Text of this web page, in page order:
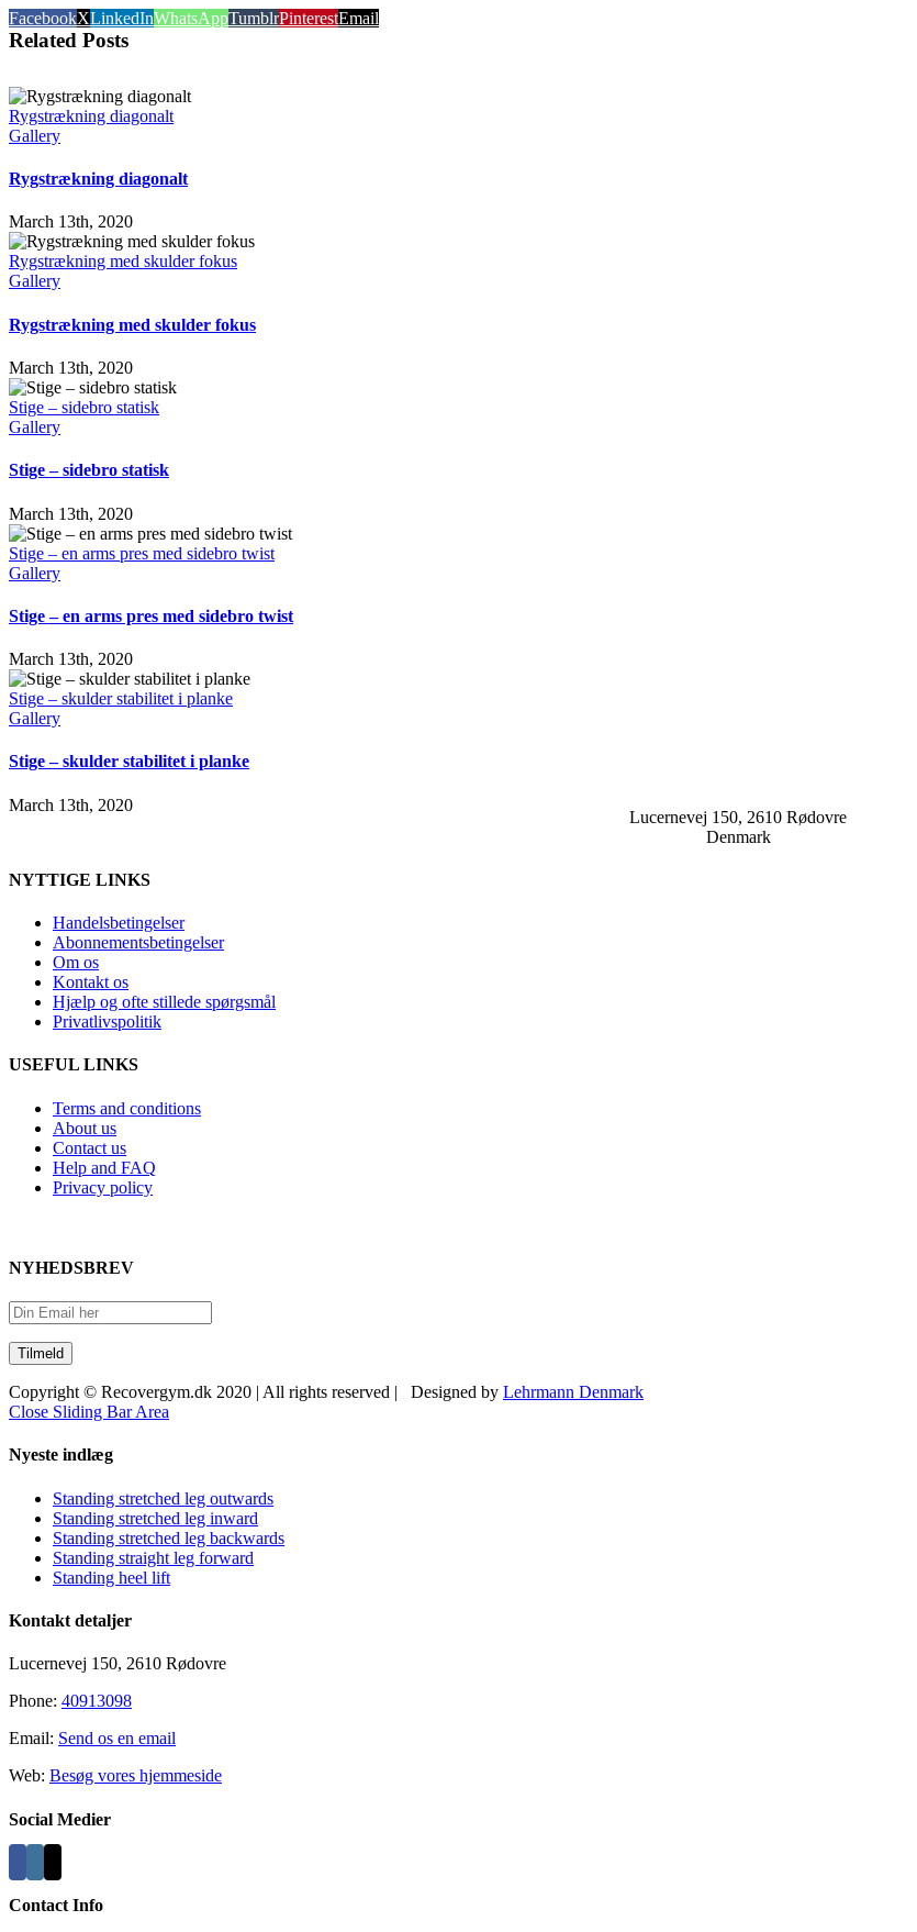
FacebookXLinkedInWhatsAppTumblrPinterestEmail
Related Posts
Rygstrækning diagonalt
Gallery
Rygstrækning diagonalt
March 13th, 2020
Rygstrækning med skulder fokus
Gallery
Rygstrækning med skulder fokus
March 13th, 2020
Stige – sidebro statisk
Gallery
Stige – sidebro statisk
March 13th, 2020
Stige – en arms pres med sidebro twist
Gallery
Stige – en arms pres med sidebro twist
March 13th, 2020
Stige – skulder stabilitet i planke
Gallery
Stige – skulder stabilitet i planke
March 13th, 2020
Lucernevej 150, 2610 Rødovre
Denmark
NYTTIGE LINKS
Handelsbetingelser
Abonnementsbetingelser
Om os
Kontakt os
Hjælp og ofte stillede spørgsmål
Privatlivspolitik
USEFUL LINKS
Terms and conditions
About us
Contact us
Help and FAQ
Privacy policy
NYHEDSBREV
Copyright © Recovergym.dk 2020 | All rights reserved | Designed by Lehrmann Denmark
Close Sliding Bar Area
Nyeste indlæg
Standing stretched leg outwards
Standing stretched leg inward
Standing stretched leg backwards
Standing straight leg forward
Standing heel lift
Kontakt detaljer
Lucernevej 150, 2610 Rødovre
Phone: 40913098
Email: Send os en email
Web: Besøg vores hjemmeside
Social Medier
Contact Info